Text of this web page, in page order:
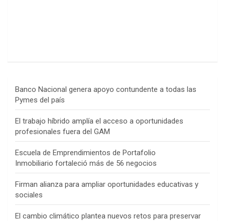
Banco Nacional genera apoyo contundente a todas las
Pymes del país
El trabajo híbrido amplía el acceso a oportunidades
profesionales fuera del GAM
Escuela de Emprendimientos de Portafolio
Inmobiliario fortaleció más de 56 negocios
Firman alianza para ampliar oportunidades educativas y
sociales
El cambio climático plantea nuevos retos para preservar